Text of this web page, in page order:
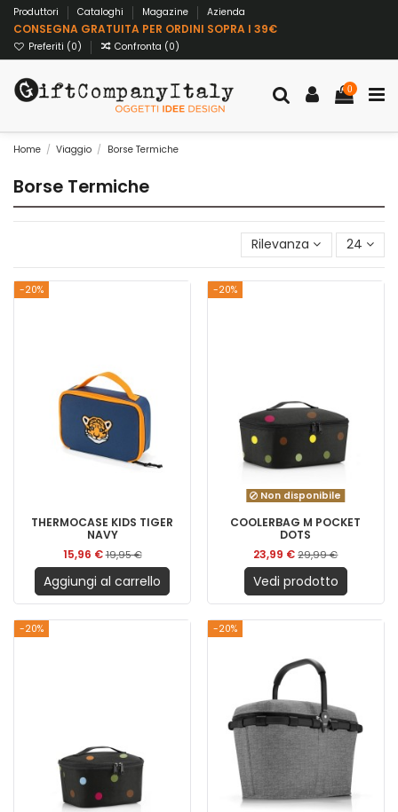
Produttori Cataloghi Magazine Azienda
CONSEGNA GRATUITA PER ORDINI SOPRA I 39€
Preferiti (0) Confronta (0)
0
Home Viaggio Borse Termiche
Borse Termiche
Rilevanza 24
-20%
THERMOCASE KIDS TIGER
NAVY
15,96 €19,95 €
Aggiungi al carrello
-20%
Non disponibile
COOLERBAG M POCKET
DOTS
23,99 €29,99 €
Vedi prodotto
-20% -20%